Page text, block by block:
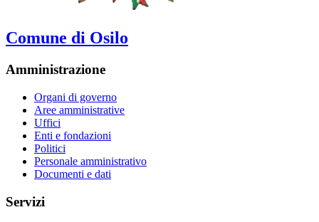
Comune di Osilo
Amministrazione
Organi di governo
Aree amministrative
Uffici
Enti e fondazioni
Politici
Personale amministrativo
Documenti e dati
Servizi